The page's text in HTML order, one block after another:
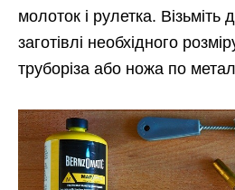
молоток і рулетка. Візьміть
заготівлі необхідного
труборіза або ножа по